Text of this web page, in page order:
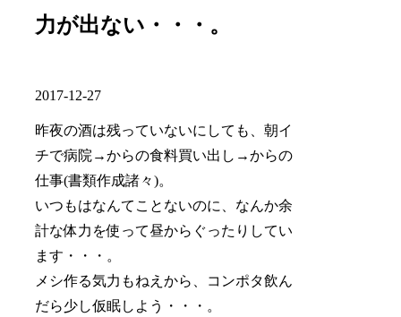
力が出ない・・・。
2017-12-27
昨夜の酒は残っていないにしても、朝イ
チで病院→からの食料買い出し→からの
仕事(書類作成諸々)。
いつもはなんてことないのに、なんか余
計な体力を使って昼からぐったりしてい
ます・・・。
メシ作る気力もねえから、コンポタ飲ん
だら少し仮眠しよう・・・。